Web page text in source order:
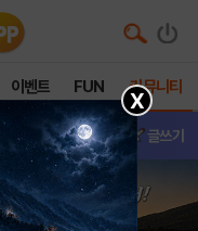
이벤트 FUN 커뮤니티
글쓰기
X